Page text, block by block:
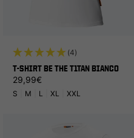
(4)
T-SHIRT BE THE T1TAN BIANCO
Prezzo di listino
29,99€
S M L XL XXL